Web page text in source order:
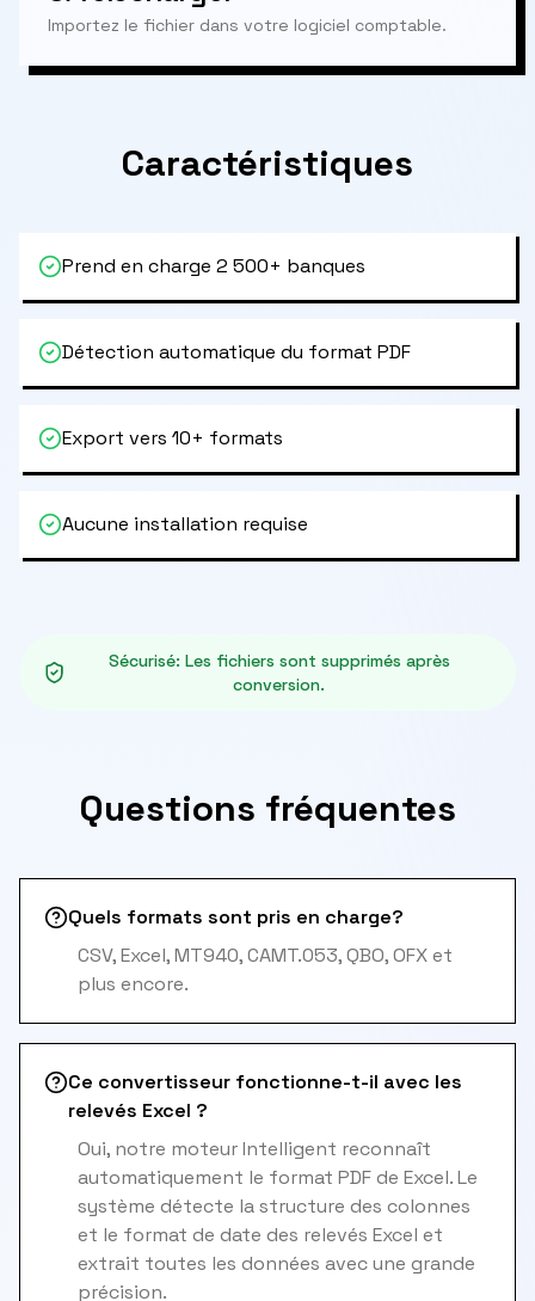
Importez le fichier dans votre logiciel comptable.
Caractéristiques
Prend en charge 2 500+ banques
Détection automatique du format PDF
Export vers 10+ formats
Aucune installation requise
Sécurisé: Les fichiers sont supprimés après
conversion.
Questions fréquentes
Quels formats sont pris en charge?
CSV, Excel, MT940, CAMT.053, QBO, OFX et
plus encore.
Ce convertisseur fonctionne-t-il avec les
relevés Excel ?
Oui, notre moteur Intelligent reconnaît
automatiquement le format PDF de Excel. Le
système détecte la structure des colonnes
et le format de date des relevés Excel et
extrait toutes les données avec une grande
précision.